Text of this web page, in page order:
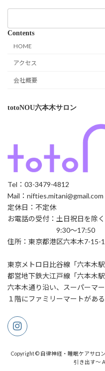
Contents
HOME
アクセス
会社概要
totoNOU六本木サロン
Tel：03-3479-4812
Mail：nifties.mitani@gmail.com
定休日：不定休
お電話の受付：土日祝日を除く
9:30～17:50
住所：東京都港区六本木7-15-
東京メトロ日比谷線「六本木
都営地下鉄大江戸線「六本木
六本木通り沿い、スーパーマ
１階にファミリーマートがあ
Copyright © 自律神経・睡眠ケアサロ
引き出す〜